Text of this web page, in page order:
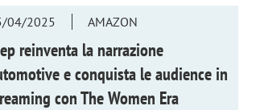
04/2025 AMAZON
reinventa la narrazione
e conquista le audience in
conThe Women Era